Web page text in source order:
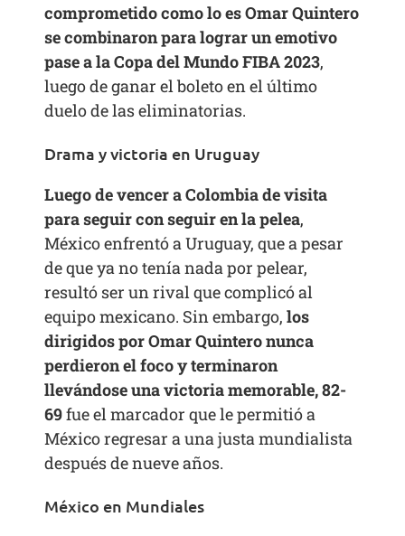
comprometido como lo es Omar Quintero
se combinaron para lograr un emotivo
pase a la Copa del Mundo FIBA 2023,
luego de ganar el boleto en el último
duelo de las eliminatorias.
Drama y victoria en Uruguay
Luego de vencer a Colombia de visita
para seguir con seguir en la pelea,
México enfrentó a Uruguay, que a pesar
de que ya no tenía nada por pelear,
resultó ser un rival que complicó al
equipo mexicano. Sin embargo,los
dirigidos por Omar Quintero nunca
perdieron el foco y terminaron
llevándose una victoria memorable, 82-
69fue el marcador que le permitió a
México regresar a una justa mundialista
después de nueve años.
México en Mundiales